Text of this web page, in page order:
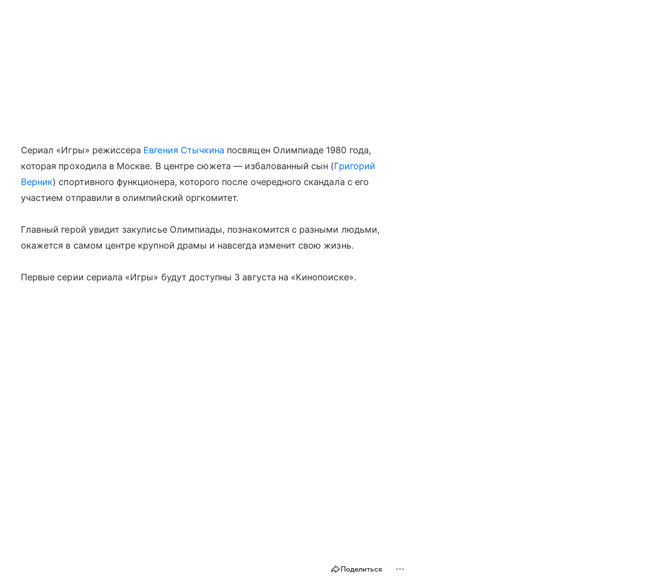
Сериал «Игры» режиссера Евгения Стычкина посвящен Олимпиаде 1980 года,
которая проходила в Москве. В центре сюжета — избалованный сын (Григорий
Верник) спортивного функционера, которого после очередного скандала с его
участием отправили в олимпийский оргкомитет.
Главный герой увидит закулисье Олимпиады, познакомится с разными людьми,
окажется в самом центре крупной драмы и навсегда изменит свою жизнь.
Первые серии сериала «Игры» будут доступны 3 августа на «Кинопоиске».
Поделиться